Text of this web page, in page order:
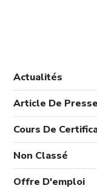
Actualités
Article De Presse
Cours De
Non Classé
Offre D'emploi